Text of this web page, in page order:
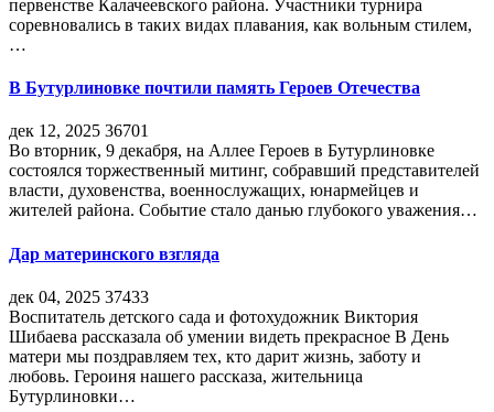
первенстве Калачеевского района. Участники турнира
соревновались в таких видах плавания, как вольным стилем,
…
В Бутурлиновке почтили память Героев Отечества
дек 12, 2025 36701
Во вторник, 9 декабря, на Аллее Героев в Бутурлиновке
состоялся торжественный митинг, собравший представителей
власти, духовенства, военнослужащих, юнармейцев и
жителей района. Событие стало данью глубокого уважения…
Дар материнского взгляда
дек 04, 2025 37433
Воспитатель детского сада и фотохудожник Виктория
Шибаева рассказала об умении видеть прекрасное В День
матери мы поздравляем тех, кто дарит жизнь, заботу и
любовь. Героиня нашего рассказа, жительница
Бутурлиновки…